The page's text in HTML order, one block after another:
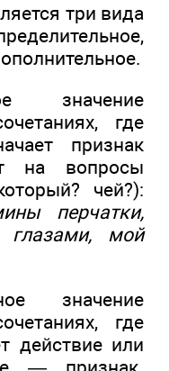
три вида
значение
где
признак
на вопросы
чей?):
перчатки,
мой
значение
где
действие или